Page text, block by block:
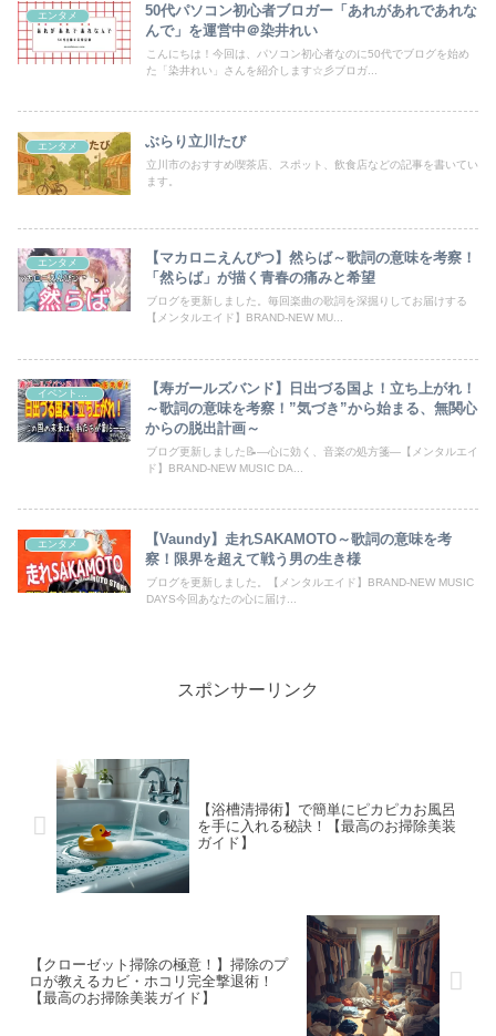
エンタメ
50代パソコン初心者ブロガー「あれがあれであれな
んで」を運営中＠染井れい
こんにちは！今回は、パソコン初心者なのに50代でブログを始め
た「染井れい」さんを紹介します☆彡ブロガ...
エンタメ ぶらり立川たび
立川市のおすすめ喫茶店、スポット、飲食店などの記事を書いてい
ます。
エンタメ
【マカロニえんぴつ】然らば～歌詞の意味を考察！
「然らば」が描く青春の痛みと希望
ブログを更新しました。毎回楽曲の歌詞を深掘りしてお届けする
【メンタルエイド】BRAND-NEW MU...
イベント・話題
【寿ガールズバンド】日出づる国よ！立ち上がれ！
～歌詞の意味を考察！”気づき”から始まる、無関心
からの脱出計画～
ブログ更新しました📝―心に効く、音楽の処方箋―【メンタルエイ
ド】BRAND-NEW MUSIC DA...
エンタメ
【Vaundy】走れSAKAMOTO～歌詞の意味を考
察！限界を超えて戦う男の生き様
ブログを更新しました。【メンタルエイド】BRAND-NEW MUSIC
DAYS今回あなたの心に届け...
スポンサーリンク
【浴槽清掃術】で簡単にピカピカお風呂
を手に入れる秘訣！【最高のお掃除美装
ガイド】
【クローゼット掃除の極意！】掃除のプ
ロが教えるカビ・ホコリ完全撃退術！
【最高のお掃除美装ガイド】